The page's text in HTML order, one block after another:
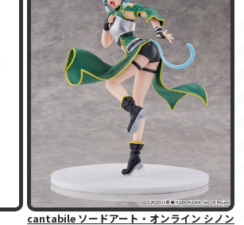
cantabile ソードアート・オンライン シノン